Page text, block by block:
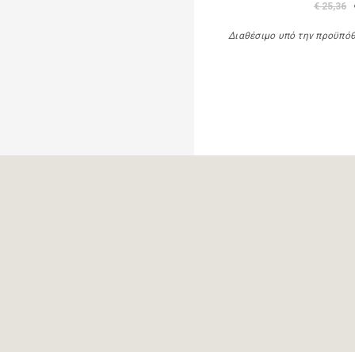
€ 25,36
Διαθέσιμο υπό την